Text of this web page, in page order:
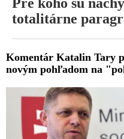
totalitárne
Komentár Katalin Tary
novým pohľadom na